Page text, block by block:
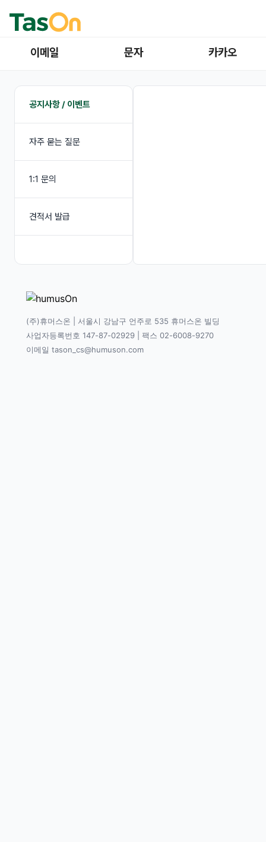
이메일 문자 카카오
공지사항 / 이벤트
자주 묻는 질문
1:1 문의
견적서 발급
(주)휴머스온 | 서울시 강남구 언주로 535 휴머스온 빌딩
사업자등록번호 147-87-02929 | 팩스 02-6008-9270
이메일 tason_cs@humuson.com